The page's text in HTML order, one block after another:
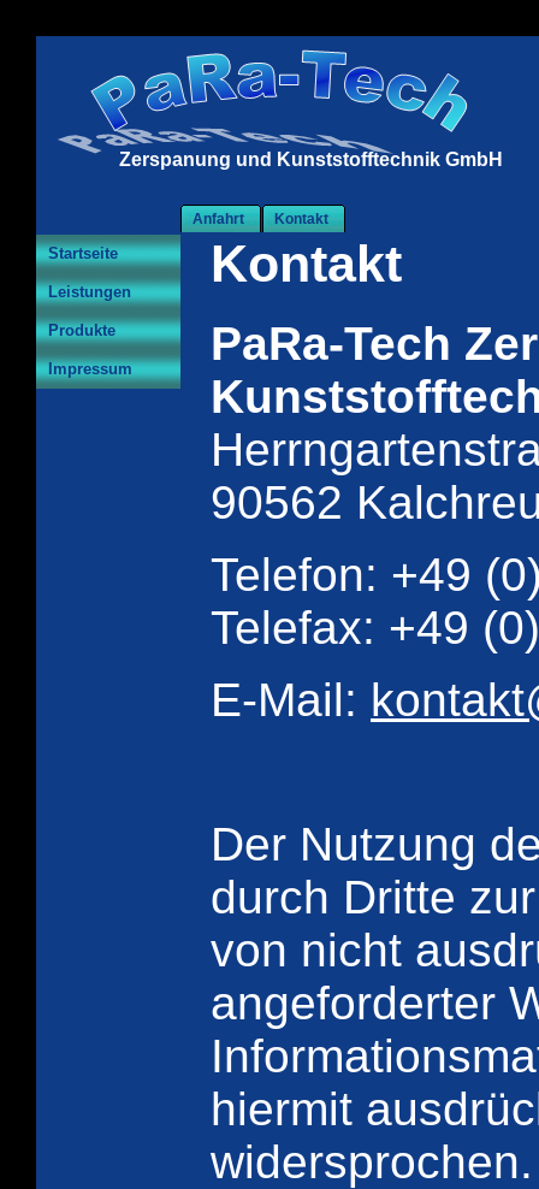
Zerspanung und Kunststofftechnik GmbH
Anfahrt Kontakt
Startseite
Leistungen
Produkte
Impressum
Kontakt
PaRa-Tech
90562
Telefon: +49
Telefax: +49
E-Mail:
Der Nutzung
durch Dritte
von nicht
angeforderter
hiermit
widersprochen.